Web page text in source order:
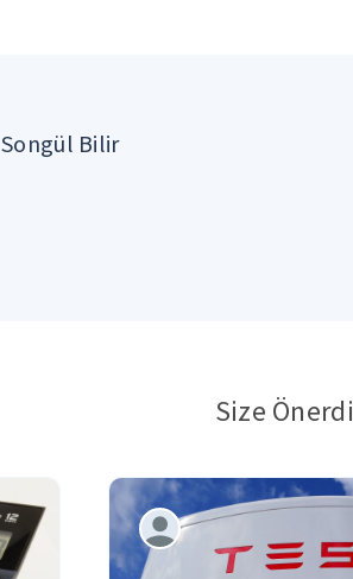
Songül Bilir
Size